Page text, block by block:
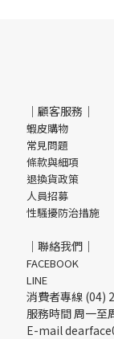
｜顧客服務｜
蝦皮購物
常見問題
條款與細項
退換貨政策
人員招募
性騷擾防治措施
｜聯絡我們｜
FACEBOOK
LINE
消費者專線 (04)
服務時間 周一至
E-mail